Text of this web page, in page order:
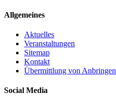
Allgemeines
Aktuelles
Veranstaltungen
Sitemap
Kontakt
Übermittlung von Anbringen
Social Media